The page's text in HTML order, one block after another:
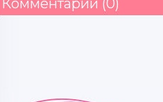
Комментарии (0)